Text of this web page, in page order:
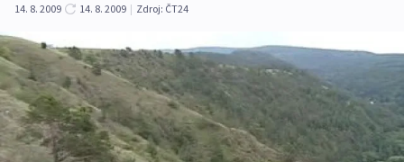
14. 8. 2009
14. 8. 2009 | Zdroj: ČT24